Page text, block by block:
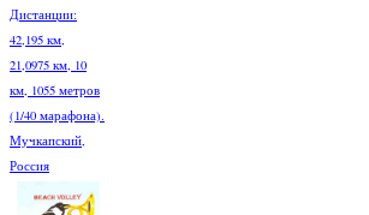
Дистанции:
42,195 км,
21,0975 км, 10
км, 1055 метров
(1/40 марафона).
Мучкапский,
Россия